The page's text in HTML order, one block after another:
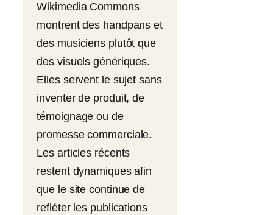
Wikimedia Commons
montrent des handpans et
des musiciens plutôt que
des visuels génériques.
Elles servent le sujet sans
inventer de produit, de
témoignage ou de
promesse commerciale.
Les articles récents
restent dynamiques afin
que le site continue de
refléter les publications